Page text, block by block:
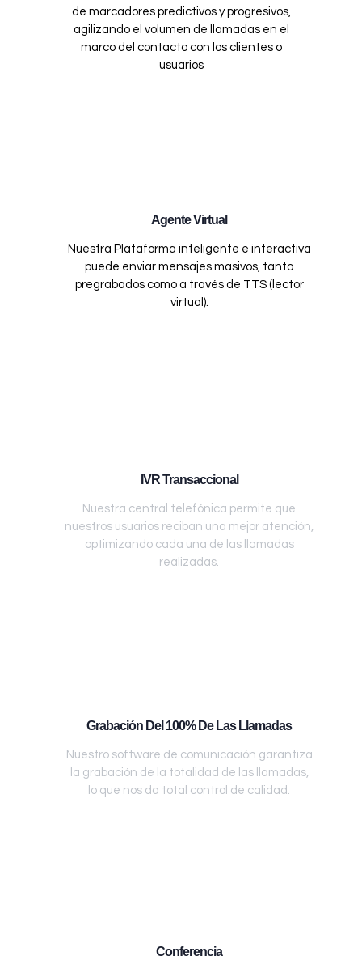
de marcadores predictivos y progresivos,
agilizando el volumen de llamadas en el
marco del contacto con los clientes o
usuarios
Agente Virtual
Nuestra Plataforma inteligente e interactiva
puede enviar mensajes masivos, tanto
pregrabados como a través de TTS (lector
virtual).
IVR Transaccional
Nuestra central telefónica permite que
nuestros usuarios reciban una mejor atención,
optimizando cada una de las llamadas
realizadas.
Grabación Del 100% De Las Llamadas
Nuestro software de comunicación garantiza
la grabación de la totalidad de las llamadas,
lo que nos da total control de calidad.
Conferencia